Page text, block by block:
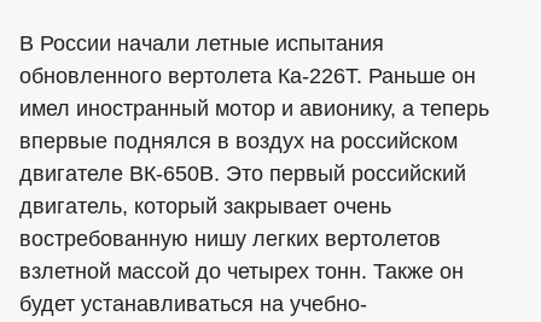
В России начали летные испытания
обновленного вертолета Ка-226Т. Раньше он
имел иностранный мотор и авионику, а теперь
впервые поднялся в воздух на российском
двигателе ВК-650В. Это первый российский
двигатель, который закрывает очень
востребованную нишу легких вертолетов
взлетной массой до четырех тонн. Также он
будет устанавливаться на учебно-